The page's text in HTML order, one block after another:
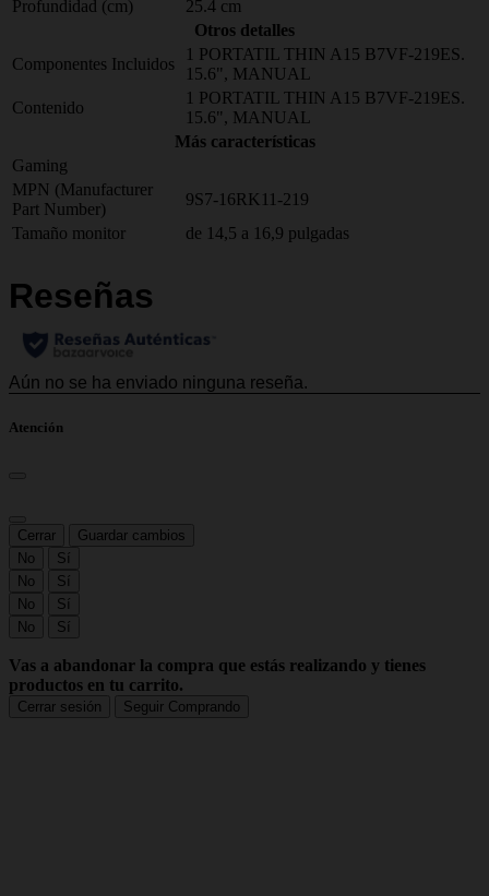
Profundidad (cm)
25.4 cm
Otros detalles
Componentes Incluidos
1 PORTATIL THIN A15 B7VF-219ES.
15.6", MANUAL
Contenido
1 PORTATIL THIN A15 B7VF-219ES.
15.6", MANUAL
Más características
Gaming
MPN (Manufacturer
Part Number)
9S7-16RK11-219
Tamaño monitor
de 14,5 a 16,9 pulgadas
Atención
Cerrar
Guardar cambios
No
Sí
No
Sí
No
Sí
No
Sí
Vas a abandonar la compra que estás realizando y tienes
productos en tu carrito.
Cerrar sesión Seguir Comprando